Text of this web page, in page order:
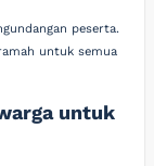
peserta.
untuk semua
untuk